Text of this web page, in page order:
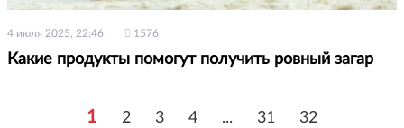
4 июля 2025, 22:46 1576
Какие продукты помогут получить ровный загар
1 2 3 4 ... 31 32